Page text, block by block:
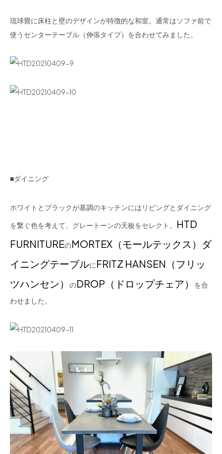
琉球畳に床柱と壁のデザインが特徴的な和室。通常はソファ前で
使うセンターテーブル（伸張タイプ）を合わせてみました。
■ダイニング
ホワイトとブラックが基調のキッチンにはリビングとダイニング
を繋ぐ色を考えて、グレートーンの天板をセレクト。
HTD
FURNITUREのMORTEX（モールテックス）ダ
イニングテーブルに FRITZ HANSEN（フリッ
ツハンセン）
のDROP（ドロップチェア）
を合
わせました。